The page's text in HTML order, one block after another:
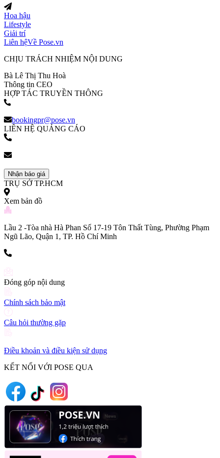
Hoa hậu
Lifestyle
Giải trí
Liên hệVề Pose.vn
CHỊU TRÁCH NHIỆM NỘI DUNG
Bà Lê Thị Thu Hoà
Thông tin CEO
HỢP TÁC TRUYỀN THÔNG
bookingpr@pose.vn
LIÊN HỆ QUẢNG CÁO
Nhận báo giá
TRỤ SỞ TP.HCM
Xem bản đồ
Lầu 2 -Tòa nhà Hà Phan Số 17-19 Tôn Thất Tùng, Phường Phạm
Ngũ Lão, Quận 1, TP. Hồ Chí Minh
Đóng góp nội dung
Chính sách bảo mật
Câu hỏi thường gặp
Điều khoản và điều kiện sử dụng
KẾT NỐI VỚI POSE QUA